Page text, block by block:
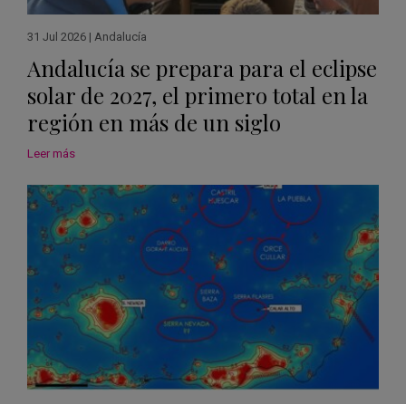
31 Jul 2026 | Andalucía
Andalucía se prepara para el eclipse
solar de 2027, el primero total en la
región en más de un siglo
Leer más